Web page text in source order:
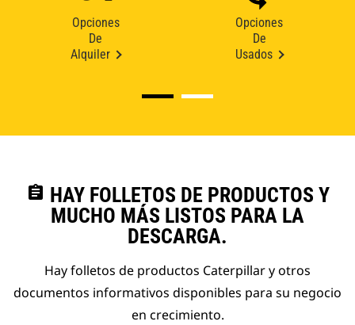
Opciones
De
Alquiler
Opciones
De
Usados
assignment HAY FOLLETOS DE PRODUCTOS Y
MUCHO MÁS LISTOS PARA LA
DESCARGA.
Hay folletos de productos Caterpillar y otros
documentos informativos disponibles para su negocio
en crecimiento.